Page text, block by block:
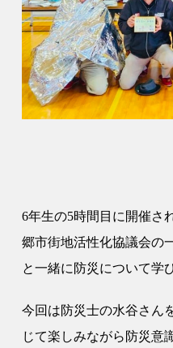
6年生の5時間目に開催さ
郷市街地活性化協議会の
と一緒に防災について学
今回は防災士の水谷さん
じて楽しみながら防災意